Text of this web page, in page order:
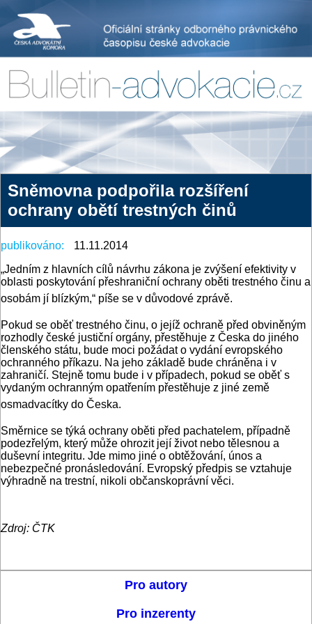
Sněmovna podpořila rozšíření
ochrany obětí trestných činů
publikováno:
11.11.2014
„Jedním z hlavních cílů návrhu zákona je zvýšení efektivity v
oblasti poskytování přeshraniční ochrany oběti trestného činu a
osobám jí blízkým,“ píše se v důvodové zprávě.
Pokud se oběť trestného činu, o jejíž ochraně před obviněným
rozhodly české justiční orgány, přestěhuje z Česka do jiného
členského státu, bude moci požádat o vydání evropského
ochranného příkazu. Na jeho základě bude chráněna i v
zahraničí. Stejně tomu bude i v případech, pokud se oběť s
vydaným ochranným opatřením přestěhuje z jiné země
osmadvacítky do Česka.
Směrnice se týká ochrany oběti před pachatelem, případně
podezřelým, který může ohrozit její život nebo tělesnou a
duševní integritu. Jde mimo jiné o obtěžování, únos a
nebezpečné pronásledování. Evropský předpis se vztahuje
výhradně na trestní, nikoli občanskoprávní věci.
Zdroj: ČTK
Pro autory
Pro inzerenty